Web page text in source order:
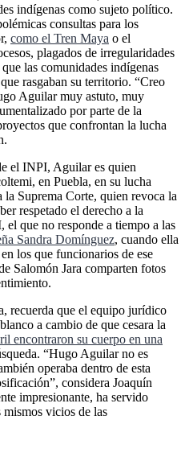
indígenas como sujeto político.
consultas para los
como el Tren Maya o el
plagados de irregularidades
las comunidades indígenas
rasgaban su territorio. “Creo
Aguilar muy astuto, muy
por parte de la
que confrontan la lucha
el INPI, Aguilar es quien
en Puebla, en su lucha
Suprema Corte, quien revoca la
respetado el derecho a la
el que no responde a tiempo a las
Sandra Domínguez, cuando ella
los que funcionarios de ese
Salomón Jara comparten fotos
recuerda que el equipo jurídico
a cambio de que cesara la
encontraron su cuerpo en una
“Hugo Aguilar no es
operaba dentro de esta
considera Joaquín
impresionante, ha servido
mismos vicios de las